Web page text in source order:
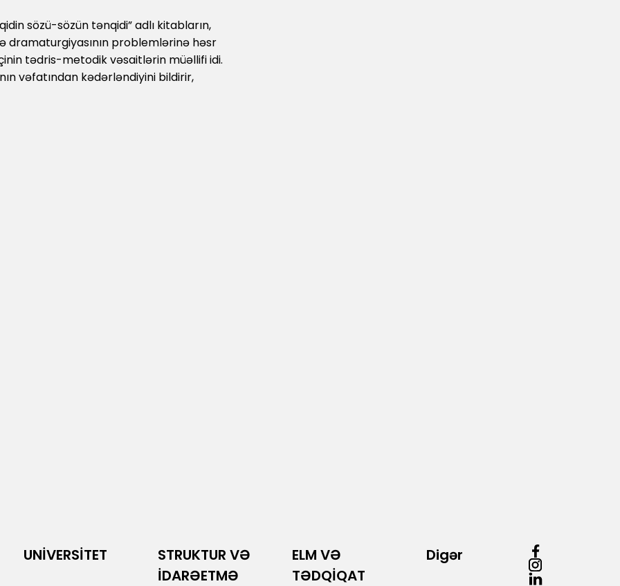
sözü-sözün tənqidi” adlı kitabların,
dramaturgiyasının problemlərinə həsr
tədris-metodik vəsaitlərin müəllifi idi.
vəfatından kədərləndiyini bildirir,
UNİVERSİTET
STRUKTUR VƏ
İDARƏETMƏ
ELM VƏ
TƏDQİQAT
Digər